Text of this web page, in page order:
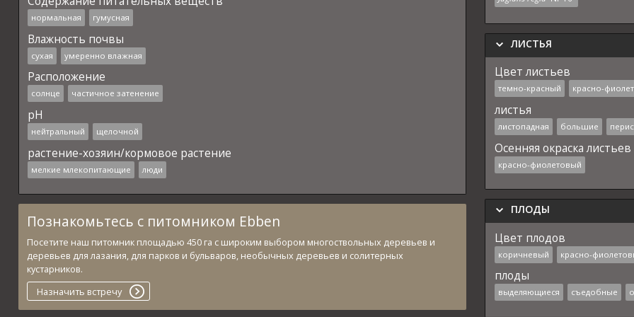
нормальная гумусная
Влажность почвы
сухая умеренно влажная
Расположение
солнце частичное затенение
pH
нейтральный щелочной
растение-хозяин/кормовое растение
мелкие млекопитающие люди
Познакомьтесь с питомником Ebben
Посетите наш питомник площадью 450 га с широким выбором многоствольных деревьев и
деревьев для лазания, для парков и бульваров, необычных деревьев и солитерных
кустарников.
Назначить встречу
ЛИСТЬЯ
Цвет листьев
темно-красный красно-
листья
листопадная большие
Осенняя окраска листьев
красно-фиолетовый
ПЛОДЫ
Цвет плодов
коричневый красно-
плоды
выделяющиеся съедобные